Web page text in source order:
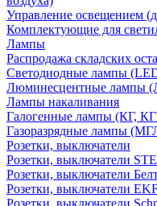
Управление освещением
Комплектующие для
Лампы
Распродажа складских
Светодиодные лампы
Люминесцентные лампы
Лампы накаливания
Галогенные лампы (КГ,
Газоразрядные лампы
Розетки, выключатели
Розетки, выключатели
Розетки, выключатели
Розетки, выключатели
Розетки, выключатели